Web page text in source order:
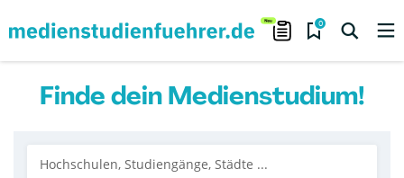
0
Finde dein Medienstudium!